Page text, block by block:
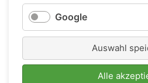
Google
Auswahl
Alle